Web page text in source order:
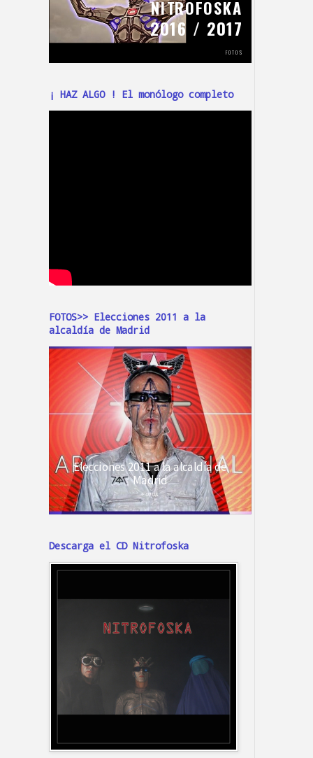
¡ HAZ ALGO ! El monólogo completo
FOTOS>> Elecciones 2011 a la
alcaldía de Madrid
Descarga el CD Nitrofoska